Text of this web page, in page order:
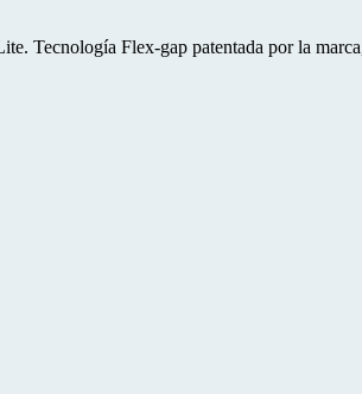
Tecnología Flex-gap patentada por la